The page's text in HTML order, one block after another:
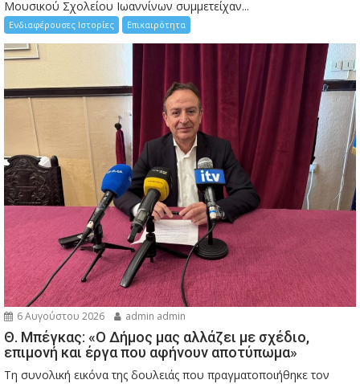
Μουσικού Σχολείου Ιωαννίνων συμμετείχαν...
Ενδιαφέρουσες Ιστορίες Επικαιρότητα
6 Αυγούστου 2026 admin admin
Θ. Μπέγκας: «Ο Δήμος μας αλλάζει με σχέδιο,
επιμονή και έργα που αφήνουν αποτύπωμα»
Τη συνολική εικόνα της δουλειάς που πραγματοποιήθηκε τον